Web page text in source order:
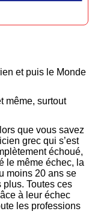
et puis le Monde
même, surtout
que vous savez
grec qui s’est
échoué,
le même échec, la
moins 20 ans se
plus. Toutes ces
à leur échec
les professions